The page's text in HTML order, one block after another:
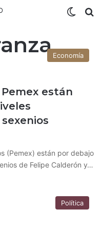
Economía
están
(Pemex) están por debajo
de Felipe Calderón y…
Política